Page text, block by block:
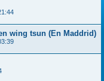
wing tsun (En Maddrid)